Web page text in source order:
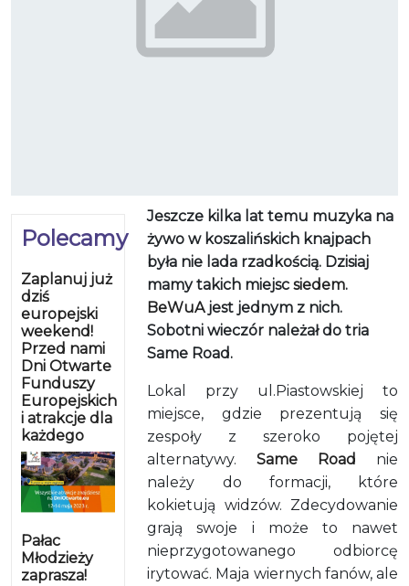
Polecamy
Zaplanuj już
dziś
europejski
weekend!
Przed nami
Dni Otwarte
Funduszy
Europejskich
i atrakcje dla
każdego
Pałac
Młodzieży
zaprasza!
Jeszcze kilka lat temu muzyka na
żywo w koszalińskich knajpach
była nie lada rzadkością. Dzisiaj
mamy takich miejscsiedem.
BeWuAjest jednym z nich.
Sobotni wieczór należał do tria
Same Road.
Lokal przy ul.Piastowskiej to
miejsce, gdzie prezentują się
zespoły z szeroko pojętej
alternatywy.Same Road nie
należy do formacji, które
kokietują widzów. Zdecydowanie
grają swoje i może to nawet
nieprzygotowanego odbiorcę
irytować. Maja wiernych fanów, ale